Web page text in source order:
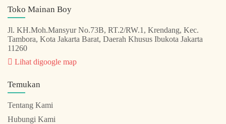
Toko Mainan Boy
Jl. KH.Moh.Mansyur No.73B, RT.2/RW.1, Krendang, Kec.
Tambora, Kota Jakarta Barat, Daerah Khusus Ibukota Jakarta
11260
Lihat digoogle map
Temukan
Tentang Kami
Hubungi Kami